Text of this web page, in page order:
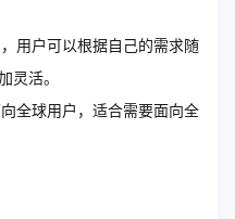
用户可以根据自己的需求随
灵活。
全球用户，适合需要面向全